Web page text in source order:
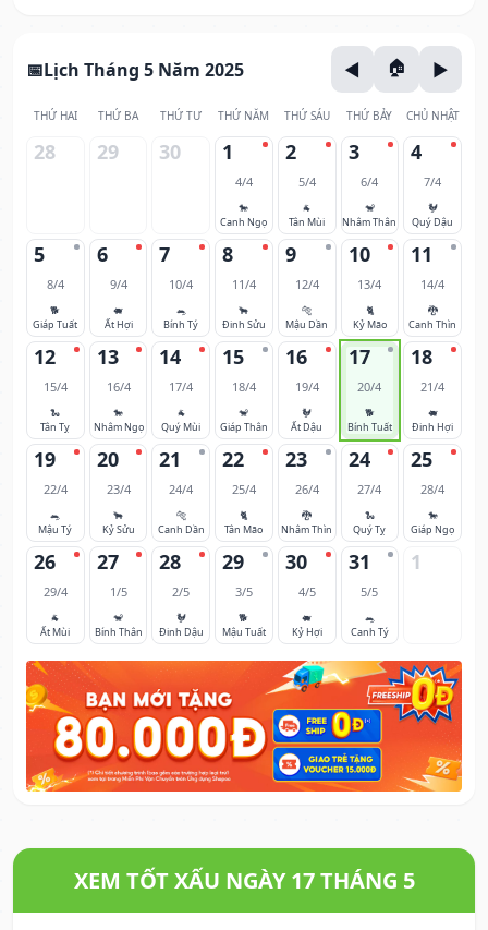
Lịch Tháng 5 Năm 2025
THỨ HAI THỨ BA THỨ TƯ THỨ NĂM THỨ SÁU THỨ BẢY CHỦ NHẬT
28 29 30 1
4/4
🐎
Canh Ngọ
2
5/4
🐐
Tân Mùi
3
6/4
🐒
Nhâm Thân
4
7/4
🐓
Quý Dậu
5
8/4
🐕
Giáp Tuất
6
9/4
🐖
Ất Hợi
7
10/4
🐀
Bính Tý
8
11/4
🐂
Đinh Sửu
9
12/4
🐅
Mậu Dần
10
13/4
🐈
Kỷ Mão
11
14/4
🐉
Canh Thìn
12
15/4
🐍
Tân Tỵ
13
16/4
🐎
Nhâm Ngọ
14
17/4
🐐
Quý Mùi
15
18/4
🐒
Giáp Thân
16
19/4
🐓
Ất Dậu
17
20/4
🐕
Bính Tuất
18
21/4
🐖
Đinh Hợi
19
22/4
🐀
Mậu Tý
20
23/4
🐂
Kỷ Sửu
21
24/4
🐅
Canh Dần
22
25/4
🐈
Tân Mão
23
26/4
🐉
Nhâm Thìn
24
27/4
🐍
Quý Tỵ
25
28/4
🐎
Giáp Ngọ
26
29/4
🐐
Ất Mùi
27
1/5
🐒
Bính Thân
28
2/5
🐓
Đinh Dậu
29
3/5
🐕
Mậu Tuất
30
4/5
🐖
Kỷ Hợi
31
5/5
🐀
Canh Tý
1
XEM TỐT XẤU NGÀY 17 THÁNG 5